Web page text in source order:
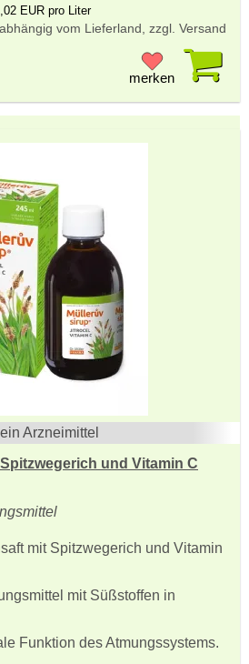
EUR pro Liter
vom Lieferland, zzgl. Versand
merken
Arzneimittel
und Vitamin C
mit Spitzwegerich und Vitamin
mit Süßstoffen in
Funktion des Atmungssystems.